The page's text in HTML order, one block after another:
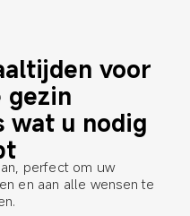
voor
gezin
wat u nodig
perfect om uw
en aan alle wensen te